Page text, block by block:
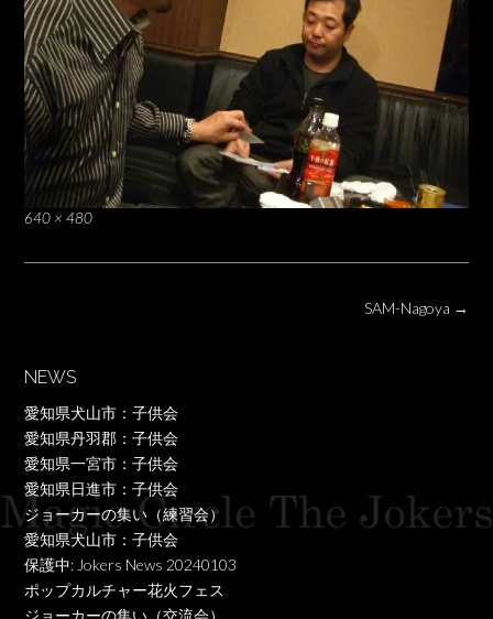
Full
640 × 480
SAM-Nagoya →
NEWS
愛知県犬山市：子供会
愛知県丹羽郡：子供会
愛知県一宮市：子供会
愛知県日進市：子供会
ジョーカーの集い（練習会）
愛知県犬山市：子供会
保護中: Jokers News 20240103
ポップカルチャー花火フェス
ジョーカーの集い（交流会）